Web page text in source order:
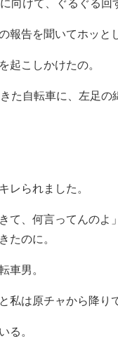
向けて、ぐるぐる回
報告を聞いてホッと
起こしかけたの。
た自転車に、左足の
レられました。
て、何言ってんの
たのに。
車男。
は原チャから降り
る。